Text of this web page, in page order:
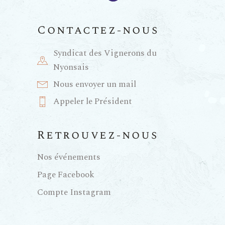
e
n
Contactez-nous
Syndicat des Vignerons du
Nyonsais
Nous envoyer un mail
Appeler le Président
Retrouvez-nous
Nos événements
Page Facebook
Compte Instagram